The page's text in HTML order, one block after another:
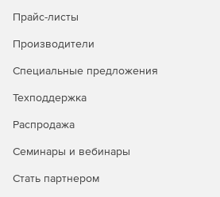
Удаленное восстановление
доменами и рабочими группами.
Задачи администрирования
Мастер настройки для быстрого
Одна лицензия ИТ-
Прайс-листы
Производители
Специальные предложения
Техподдержка
Распродажа
Семинары и вебинары
Стать партнером